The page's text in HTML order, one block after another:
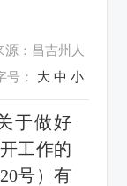
源：昌吉州人
号： 大 中 小
于做好
工作的
号）有